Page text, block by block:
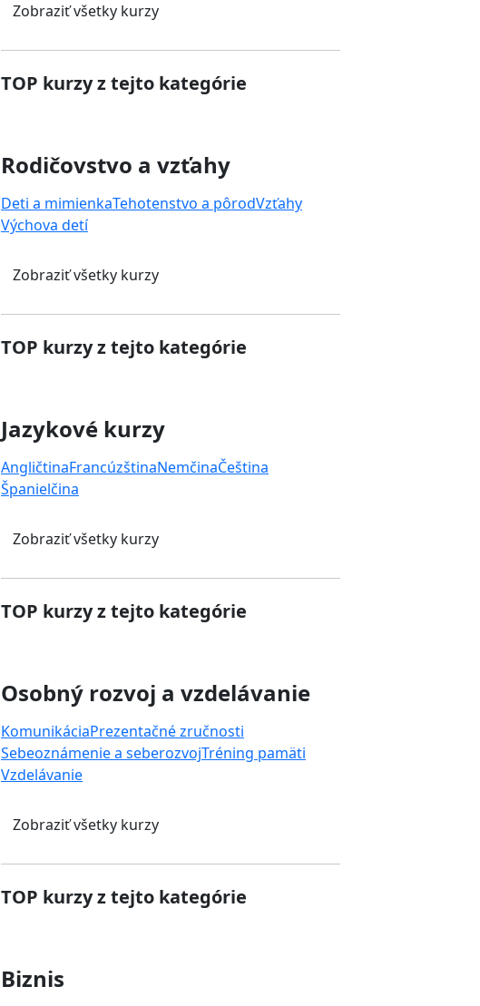
Zobraziť všetky kurzy
TOP kurzy z tejto kategórie
Rodičovstvo a vzťahy
Deti a mimienkaTehotenstvo a pôrodVzťahy
Výchova detí
Zobraziť všetky kurzy
TOP kurzy z tejto kategórie
Jazykové kurzy
AngličtinaFrancúzštinaNemčinaČeština
Španielčina
Zobraziť všetky kurzy
TOP kurzy z tejto kategórie
Osobný rozvoj a vzdelávanie
KomunikáciaPrezentačné zručnosti
Sebeoznámenie a seberozvojTréning pamäti
Vzdelávanie
Zobraziť všetky kurzy
TOP kurzy z tejto kategórie
Biznis